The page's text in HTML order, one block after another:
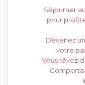
Séjourner
pour
Devenez
votre
Vous rêvez
Comporta